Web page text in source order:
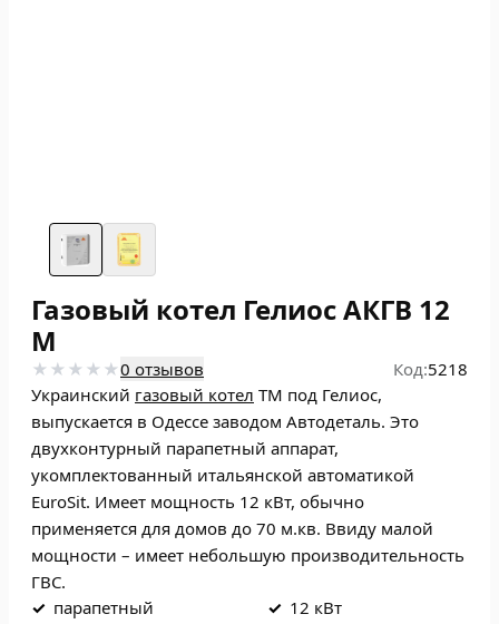
Газовый котел Гелиос АКГВ 12
М
0 отзывов Код:5218
Украинский газовый котел ТМ под Гелиос,
выпускается в Одессе заводом Автодеталь. Это
двухконтурный парапетный аппарат,
укомплектованный итальянской автоматикой
EuroSit. Имеет мощность 12 кВт, обычно
применяется для домов до 70 м.кв. Ввиду малой
мощности – имеет небольшую производительность
ГВС.
✓ парапетный ✓ 12 кВт